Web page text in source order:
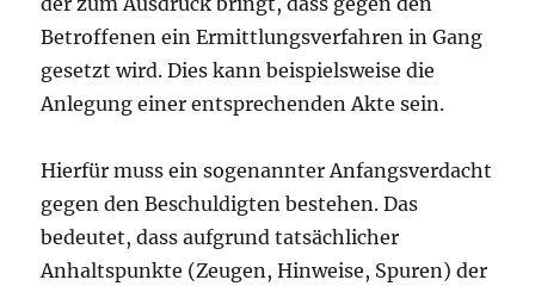
Betroffenen ein Ermittlungsverfahren in Gang
gesetzt wird. Dies kann beispielsweise die
Anlegung einer entsprechenden Akte sein.
Hierfür muss ein sogenannter Anfangsverdacht
gegen den Beschuldigten bestehen. Das
bedeutet, dass aufgrund tatsächlicher
Anhaltspunkte (Zeugen, Hinweise, Spuren) der